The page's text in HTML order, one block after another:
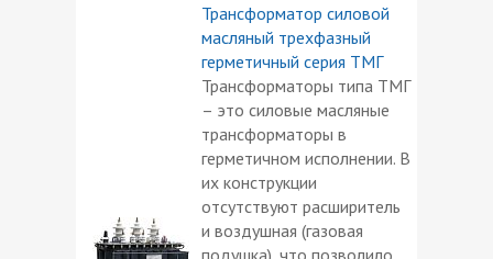
Трансформатор силовой
масляный трехфазный
герметичный серия ТМГ
Трансформаторы типа ТМГ
– это силовые масляные
трансформаторы в
герметичном исполнении. В
их конструкции
отсутствуют расширитель
и воздушная (газовая
подушка), что позволило